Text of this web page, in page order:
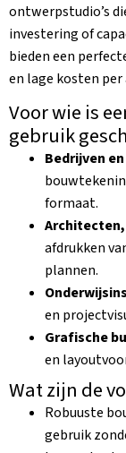
ontwerpstudio’s
investering of
bieden een
en lage kosten per
Voor wie is
gebruik
Bedrijven
formaat.
afdrukken
plannen.
en
Grafische
en
Wat zijn de
Robuuste
gebruik